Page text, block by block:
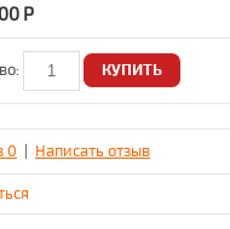
Р
0 Написать отзыв